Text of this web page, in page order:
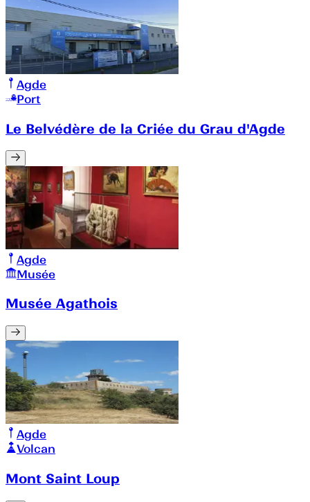
Agde
Port
Le Belvédère de la Criée du Grau d'Agde
Agde
Musée
Musée Agathois
Agde
Volcan
Mont Saint Loup